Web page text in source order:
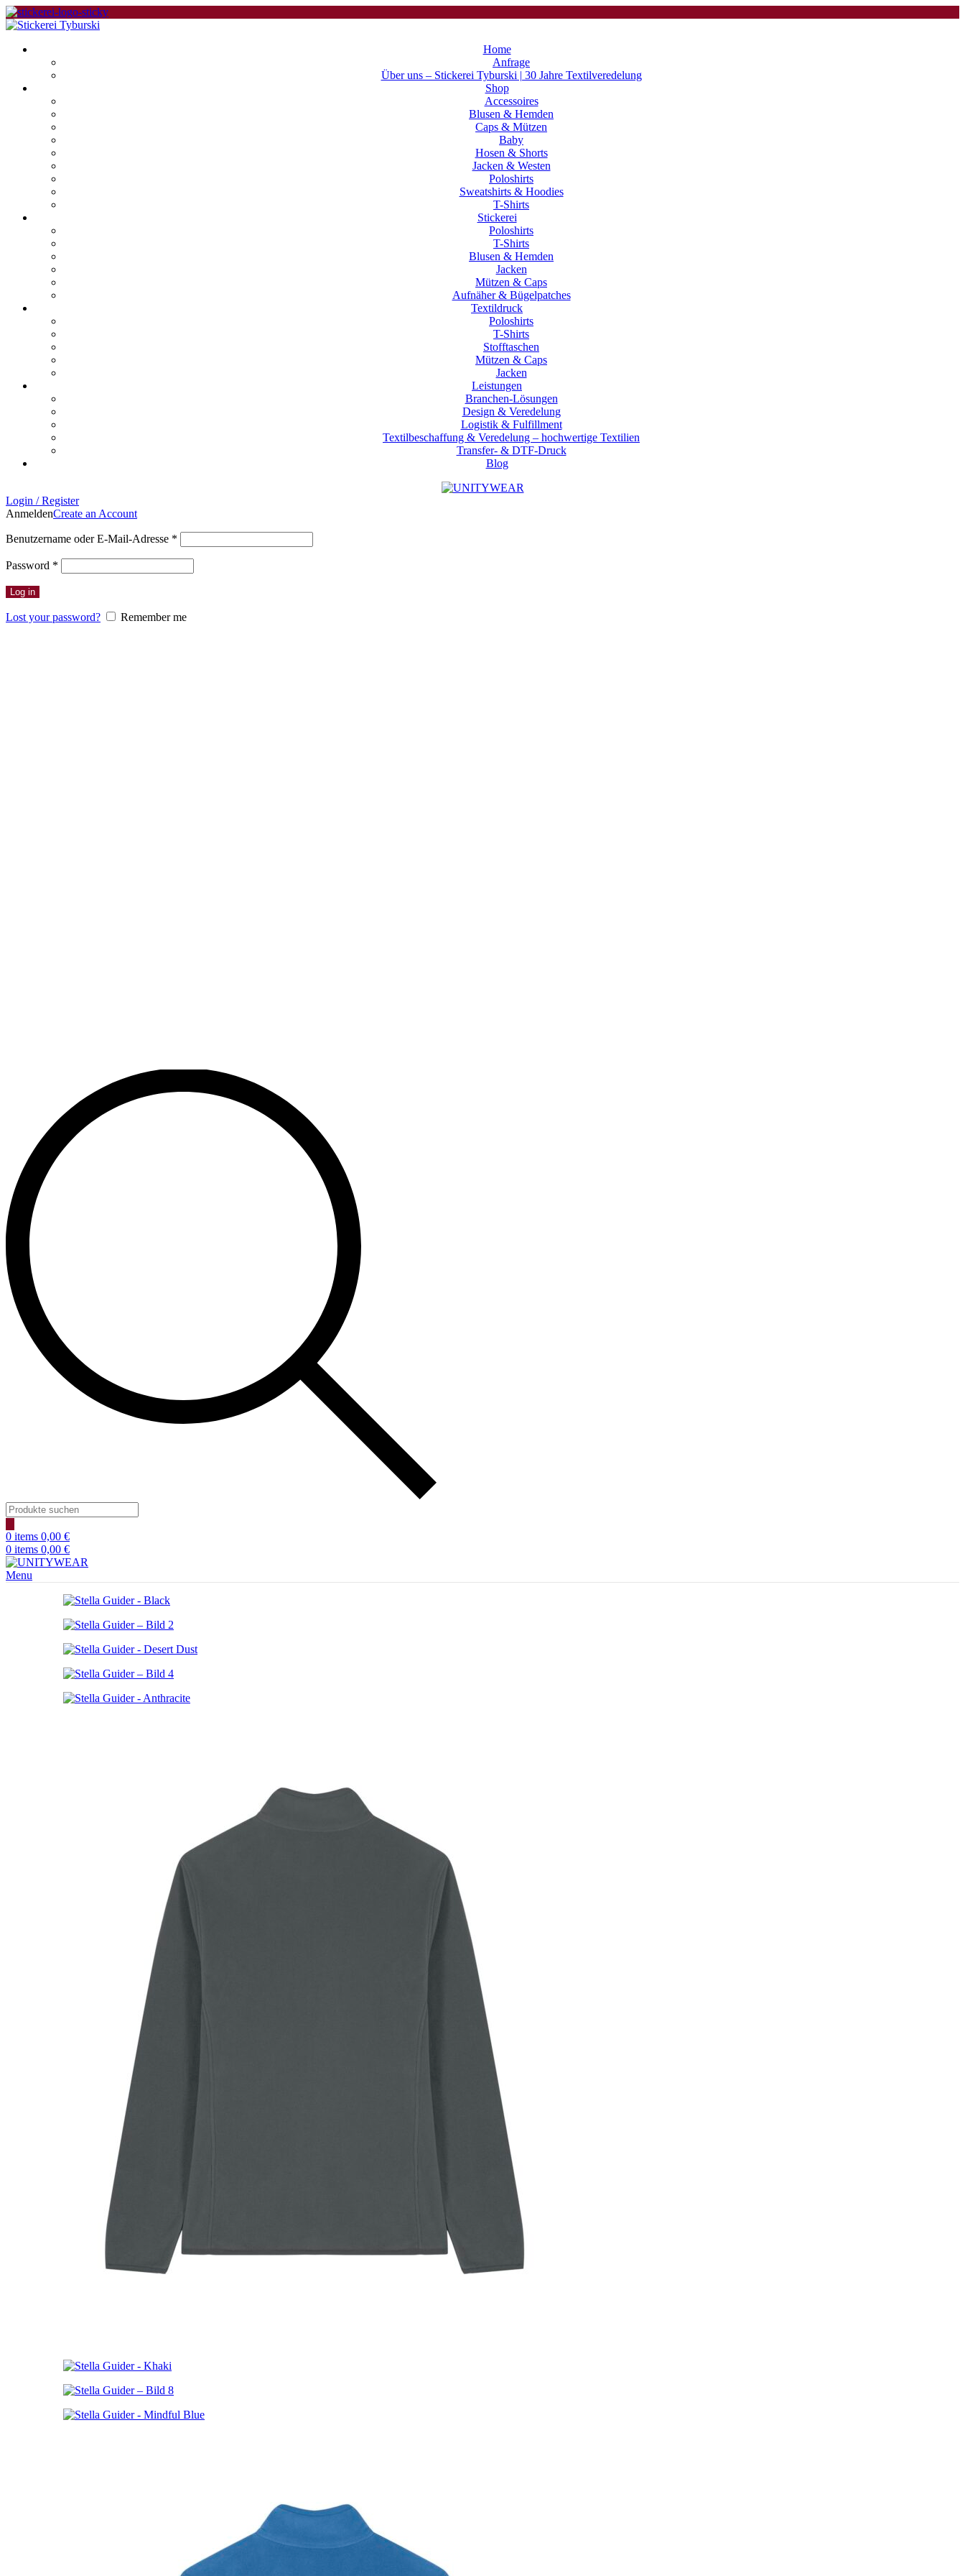
Home
Anfrage
Über uns – Stickerei Tyburski | 30 Jahre Textilveredelung
Shop
Accessoires
Blusen & Hemden
Caps & Mützen
Baby
Hosen & Shorts
Jacken & Westen
Poloshirts
Sweatshirts & Hoodies
T-Shirts
Stickerei
Poloshirts
T-Shirts
Blusen & Hemden
Jacken
Mützen & Caps
Aufnäher & Bügelpatches
Textildruck
Poloshirts
T-Shirts
Stofftaschen
Mützen & Caps
Jacken
Leistungen
Branchen-Lösungen
Design & Veredelung
Logistik & Fulfillment
Textilbeschaffung & Veredelung – hochwertige Textilien
Transfer- & DTF-Druck
Blog
Login / Register
AnmeldenCreate an Account
Benutzername oder E-Mail-Adresse *
Password *
Log in
Lost your password? Remember me
Products
search
0 items 0,00 €
0 items 0,00 €
Menu